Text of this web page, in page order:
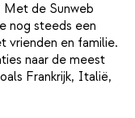
Met de Sunweb
nog steeds een
vrienden en familie.
naar de meest
Frankrijk, Italië,